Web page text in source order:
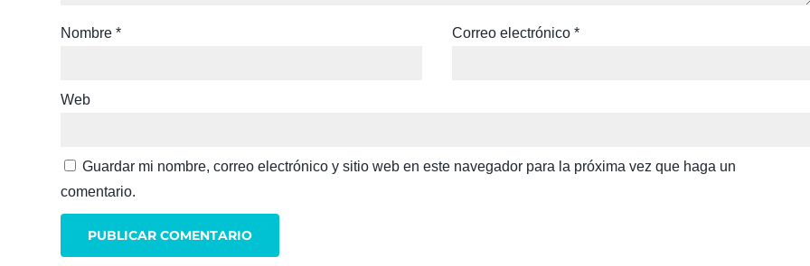
Nombre* Correo electrónico*
Web
Guardar mi nombre, correo electrónico y sitio web en este navegador para la próxima vez que haga un
comentario.